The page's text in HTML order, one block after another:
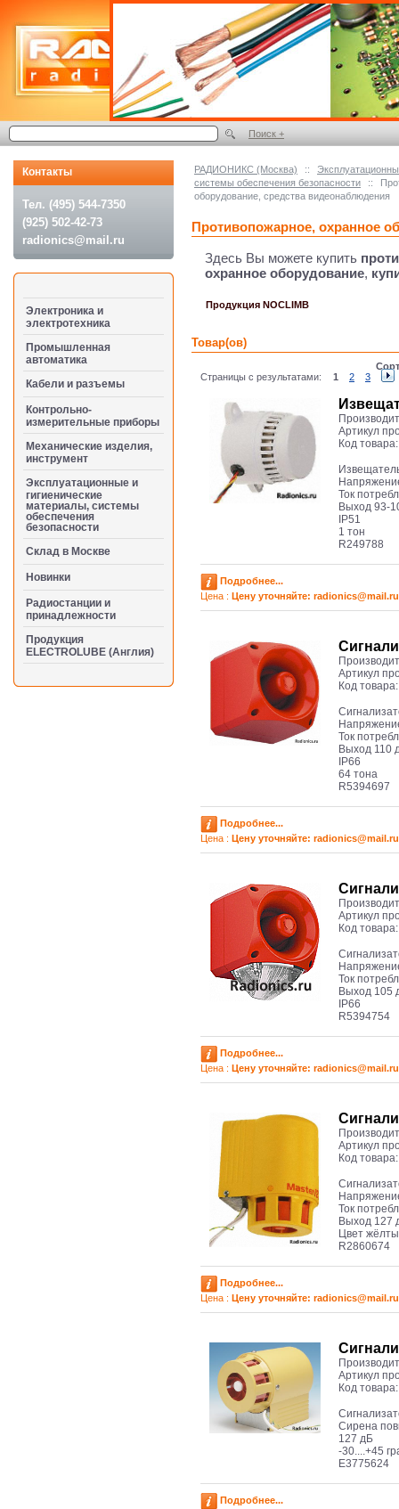
РАДИОНИКС (Москва) ::
системы обеспечения безопасности
::
оборудование, средства видеонаблюдения
Противопожарное, охранное
Здесь Вы можете купить
охранное оборудование,
Продукция NOCLIMB
Товар(ов)
Страницы с результатами:
1 2 3
Артикул
Код
Ток
Выход 93-
IP51
1 тон
R249788
Подробнее...
Цена : Цену уточняйте: radioniсs@mail.ru
Артикул
Код
Ток
Выход 110
IP66
64 тона
R5394697
Подробнее...
Цена : Цену уточняйте: radioniсs@mail.ru
Артикул
Код
Ток
Выход 105
IP66
R5394754
Подробнее...
Цена : Цену уточняйте: radioniсs@mail.ru
Артикул
Код
Ток
Выход 127
Цвет
R2860674
Подробнее...
Цена : Цену уточняйте: radioniсs@mail.ru
Артикул
Код
Cирена
127 дБ
-30....+45
E3775624
Подробнее...
Контакты
Тел. (495) 544-7350
(925) 502-42-73
radionics@mail.ru
Электроника и
электротехника
Промышленная
автоматика
Кабели и разъемы
Контрольно-
измерительные приборы
Механические изделия,
инструмент
Эксплуатационные и
гигиенические
материалы, системы
обеспечения
безопасности
Cклад в Москве
Новинки
Радиостанции и
принадлежности
Продукция
ELECTROLUBE (Англия)
Поиск +